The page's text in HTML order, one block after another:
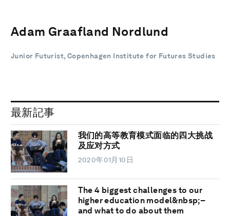
Adam Graafland Nordlund
Junior Futurist, Copenhagen Institute for Futures Studies
最新記事
我们的高等教育模式面临的四大挑战
及应对方式
2020年01月10日
The 4 biggest challenges to our
higher education model&nbsp;–
and what to do about them